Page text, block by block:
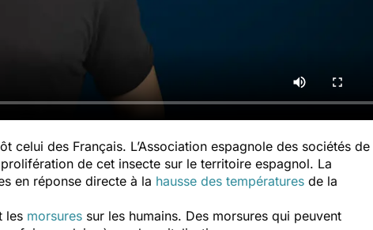
celui des Français. L’Association espagnole des sociétés de
de cet insecte sur le territoire espagnol. La
en réponse directe à la hausse des températures de la
les morsures sur les humains. Des morsures qui peuvent